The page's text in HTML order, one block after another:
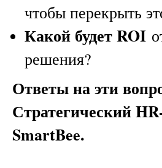
чтобы перекрыть
Какой будет ROI
решения?
Ответы на эти
Стратегический
SmartBee.